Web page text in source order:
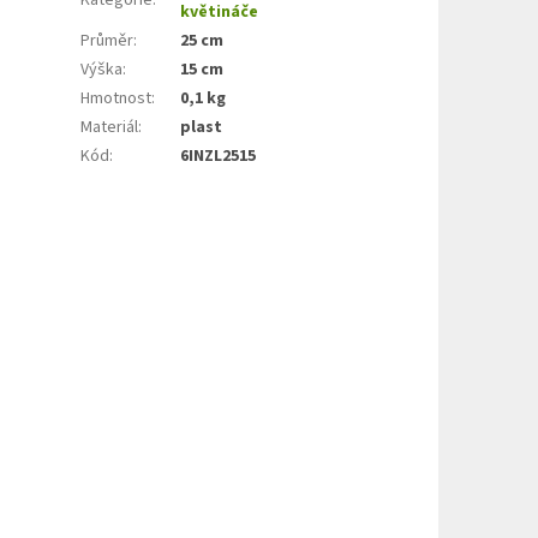
květináče
Průměr:
25 cm
Výška:
15 cm
Hmotnost:
0,1 kg
Materiál:
plast
Kód: 6INZL2515